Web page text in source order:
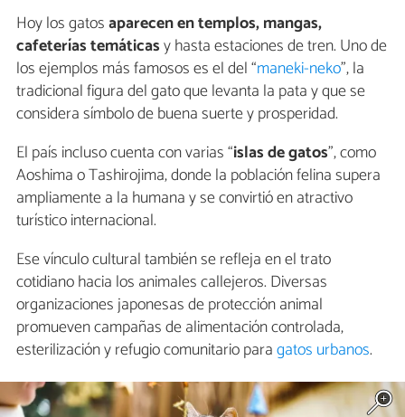
Hoy los gatosaparecen en templos, mangas,
cafeterías temáticasy hasta estaciones de tren. Uno de
los ejemplos más famosos es el del “maneki-neko”, la
tradicional figura del gato que levanta la pata y que se
considera símbolo de buena suerte y prosperidad.
El país incluso cuenta con varias “islas de gatos”, como
Aoshima o Tashirojima, donde la población felina supera
ampliamente a la humana y se convirtió en atractivo
turístico internacional.
Ese vínculo cultural también se refleja en el trato
cotidiano hacia los animales callejeros. Diversas
organizaciones japonesas de protección animal
promueven campañas de alimentación controlada,
esterilización y refugio comunitario paragatos urbanos.